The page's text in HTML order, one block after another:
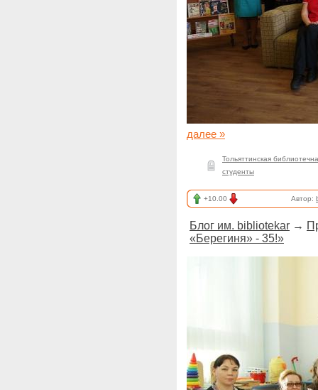
далее »
Тольяттинская
студенты
+10.00 Автор:
Блог им. bibliotekar →
«Берегиня» - 35!»